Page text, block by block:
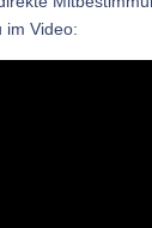
im Video: